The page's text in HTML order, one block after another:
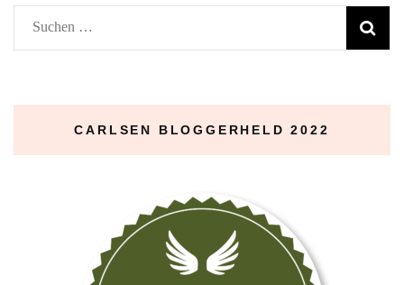
Suchen
nach:
CARLSEN BLOGGERHELD 2022